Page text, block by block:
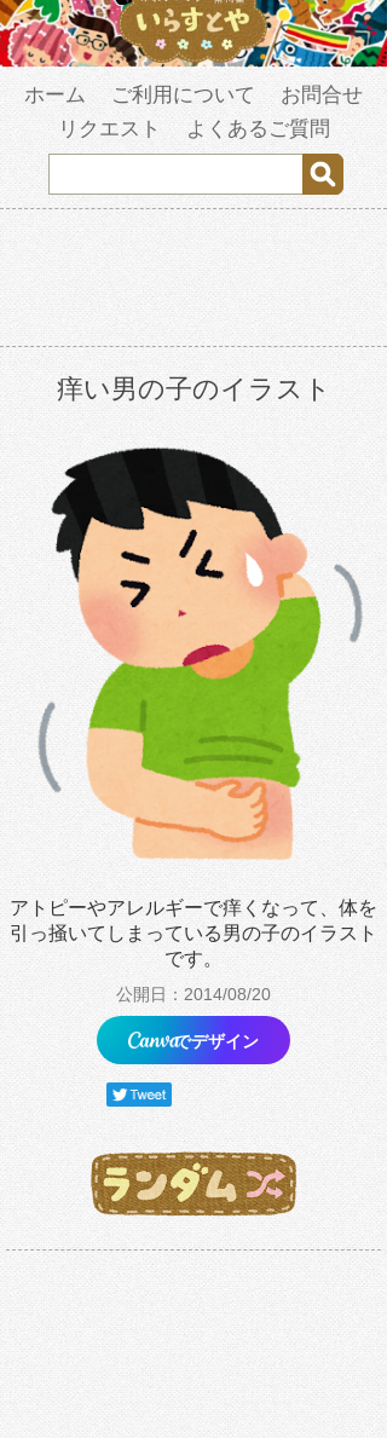
ホーム ご利用について
お問合せ
リクエスト
よくあるご質問
痒い男の子のイラスト
アトピーやアレルギーで痒くなって、体を
引っ掻いてしまっている男の子のイラスト
です。
公開日：2014/08/20
でデザイン